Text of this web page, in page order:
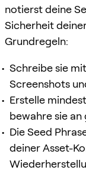
notierst deine
Sicherheit
Grundregeln:
Schreibe sie
Screenshots
Erstelle
bewahre sie
Die Seed
deiner Asset-